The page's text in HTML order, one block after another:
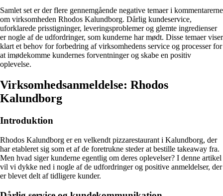
Samlet set er der flere gennemgående negative temaer i kommentarerne
om virksomheden Rhodos Kalundborg. Dårlig kundeservice,
uforklarede prisstigninger, leveringsproblemer og glemte ingredienser
er nogle af de udfordringer, som kunderne har mødt. Disse temaer viser
klart et behov for forbedring af virksomhedens service og processer for
at imødekomme kundernes forventninger og skabe en positiv
oplevelse.
Virksomhedsanmeldelse: Rhodos
Kalundborg
Introduktion
Rhodos Kalundborg er en velkendt pizzarestaurant i Kalundborg, der
har etableret sig som et af de foretrukne steder at bestille takeaway fra.
Men hvad siger kunderne egentlig om deres oplevelser? I denne artikel
vil vi dykke ned i nogle af de udfordringer og positive anmeldelser, der
er blevet delt af tidligere kunder.